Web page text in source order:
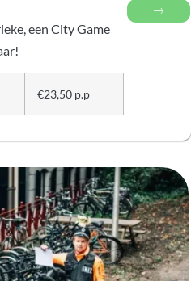
een City Game
€23,50 p.p